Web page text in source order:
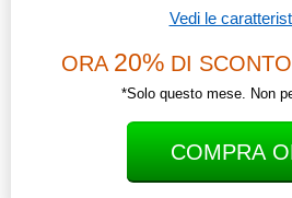
Vedi le
ORA 20% DI
*Solo questo mese. Non
COMPRA